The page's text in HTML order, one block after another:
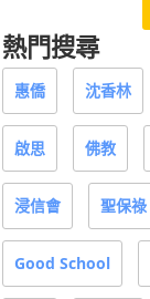
熱門搜尋
惠僑 沈香林
啟思 佛教
浸信會 聖保祿
Good School